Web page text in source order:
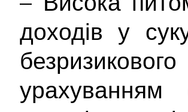
доходів у
урахуванням